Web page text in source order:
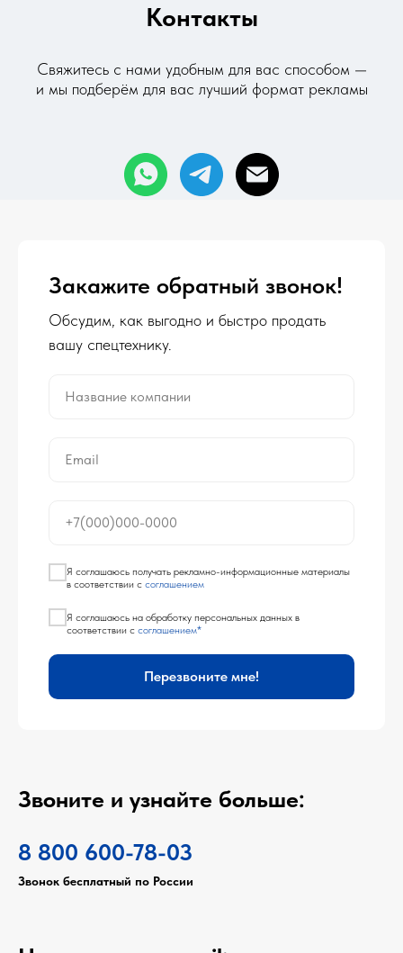
Контакты
Свяжитесь с нами удобным для вас способом —
и мы подберём для вас лучший формат рекламы
Закажите обратный звонок!
Обсудим, как выгодно и быстро продать
вашу спецтехнику.
Название компании
Email
+7(000)000-0000
Я соглашаюсь получать рекламно-информационные материалы
в соответствии с соглашением
Я соглашаюсь на обработку персональных данных в
соответствии с соглашением*
Перезвоните мне!
Звоните и узнайте больше:
8 800 600-78-03
Звонок бесплатный по России